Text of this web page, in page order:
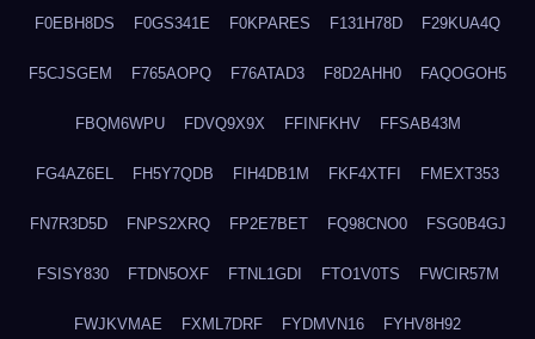
F0EBH8DS F0GS341E F0KPARES F131H78D F29KUA4Q
F5CJSGEM F765AOPQ F76ATAD3 F8D2AHH0 FAQOGOH5
FBQM6WPU FDVQ9X9X FFINFKHV FFSAB43M
FG4AZ6EL FH5Y7QDB FIH4DB1M FKF4XTFI FMEXT353
FN7R3D5D FNPS2XRQ FP2E7BET FQ98CNO0 FSG0B4GJ
FSISY830 FTDN5OXF FTNL1GDI FTO1V0TS FWCIR57M
FWJKVMAE FXML7DRF FYDMVN16 FYHV8H92